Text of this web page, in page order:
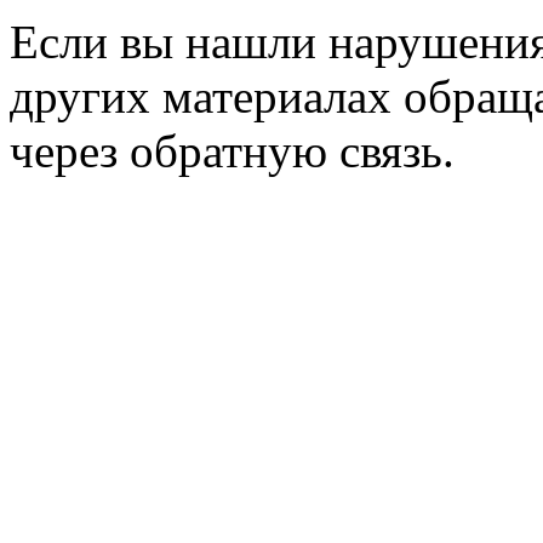
Если вы нашли
других материалах
через обратную связь.